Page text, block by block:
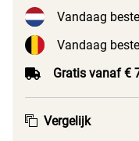
Vandaag
Vandaag
Gratis vanaf €
Vergelijk